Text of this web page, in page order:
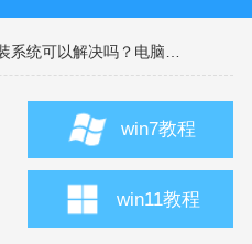
win7教程
win11教程